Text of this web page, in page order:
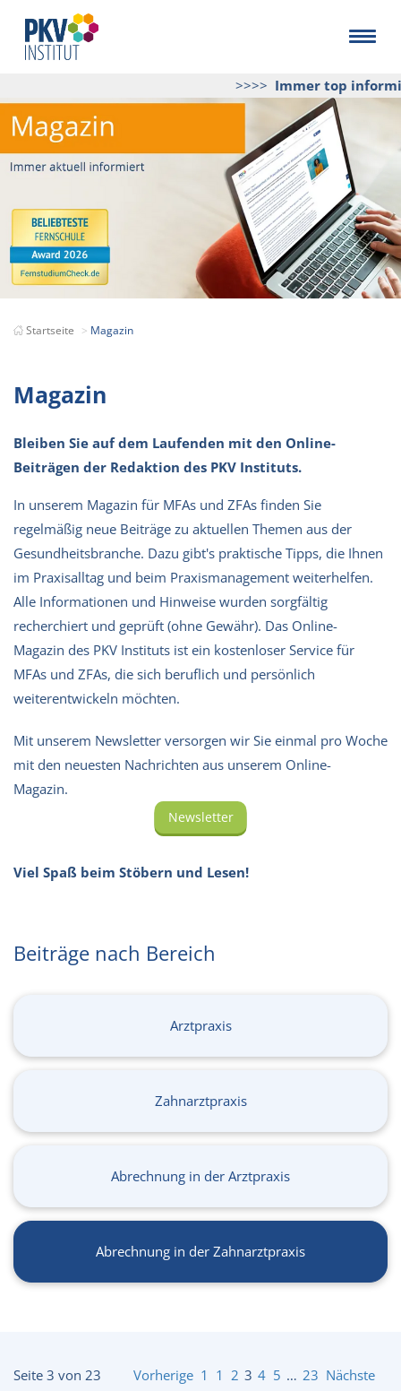
>>>>Immer top informiert
Startseite Magazin
Magazin
Bleiben Sie auf dem Laufenden mit den Online-
Beiträgen der Redaktion des PKV Instituts.
In unserem Magazin für MFAs und ZFAs finden Sie
regelmäßig neue Beiträge zu aktuellen Themen aus der
Gesundheitsbranche. Dazu gibt's praktische Tipps, die Ihnen
im Praxisalltag und beim Praxismanagement weiterhelfen.
Alle Informationen und Hinweise wurden sorgfältig
recherchiert und geprüft (ohne Gewähr). Das Online-
Magazin des PKV Instituts ist ein kostenloser Service für
MFAs und ZFAs, die sich beruflich und persönlich
weiterentwickeln möchten.
Mit unserem Newsletter versorgen wir Sie einmal pro Woche
mit den neuesten Nachrichten aus unserem Online-
Magazin.
Newsletter
Viel Spaß beim Stöbern und Lesen!
Beiträge nach Bereich
Arztpraxis
Zahnarztpraxis
Abrechnung in der Arztpraxis
Abrechnung in der Zahnarztpraxis
Seite 3 von 23 Vorherige 1 1 2 3 4 5 … 23 Nächste